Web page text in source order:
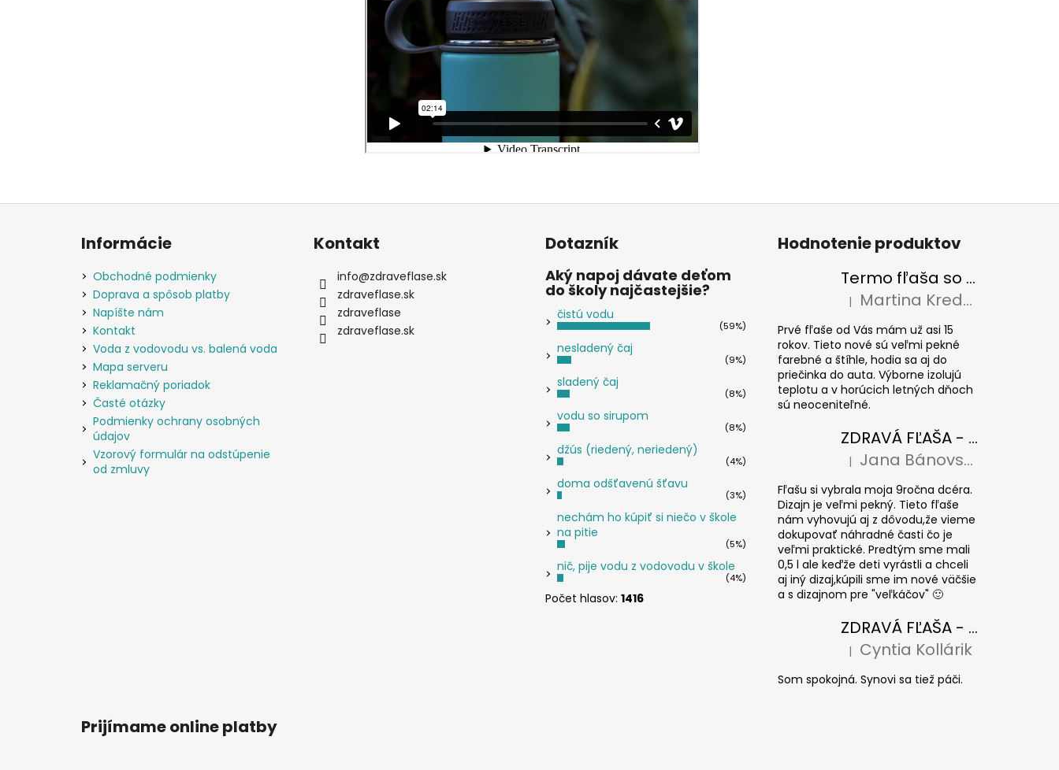
Z
Informácie
Obchodné podmienky
Doprava a spôsob platby
Napíšte nám
Kontakt
Voda z vodovodu vs. balená voda
Mapa serveru
Reklamačný poriadok
Časté otázky
Podmienky ochrany osobných
údajov
Vzorový formulár na odstúpenie
od zmluvy
Kontakt
info@zdraveflase.sk
zdraveflase.sk
zdraveflase
zdraveflase.sk
Dotazník
Aký napoj dávate deťom
do školy najčastejšie?
čistú vodu
(59%)
nesladený čaj
(9%)
sladený čaj
(8%)
vodu so sirupom
(8%)
džús (riedený, neriedený)
(4%)
doma odšťavenú šťavu
(3%)
nechám ho kúpiť si niečo v škole
na pitie
(5%)
nič, pije vodu z vodovodu v škole
(4%)
Počet hlasov: 1416
Hodnotenie produktov
Termo fľaša so slamkou Eco Vessel SUMMIT 700 ml Floral Puff
Hodnotenie produktu je 5 z 5
| Martina Kredatusová
Prvé fľaše od Vás mám už asi 15
rokov. Tieto nové sú veľmi pekné
farebné a štíhle, hodia sa aj do
priečinka do auta. Výborne izolujú
teplotu a v horúcich letných dňoch
sú neoceniteľné.
ZDRAVÁ FĽAŠA - Paríž 0,7l
Hodnotenie produktu je 5 z 5
| Jana Bánovská
Fľašu si vybrala moja 9ročna dcéra.
Dizajn je veľmi pekný. Tieto fľaše
nám vyhovujú aj z dôvodu,že vieme
dokupovať náhradné časti čo je
veľmi praktické. Predtým sme mali
0,5 l ale keďže deti vyrástli a chceli
aj iný dizaj,kúpili sme im nové väčšie
a s dizajnom pre "veľkáčov" 🙂
ZDRAVÁ FĽAŠA - krytka Floppy
Hodnotenie produktu je 5 z 5
| Cyntia Kollárik
Som spokojná. Synovi sa tiež páči.
Prijímame online platby